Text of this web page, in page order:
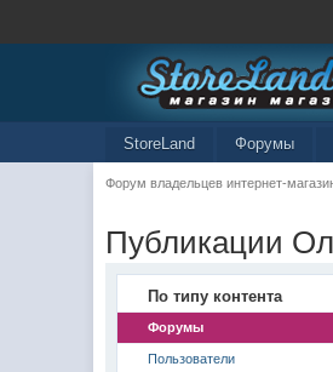
StoreLand Форумы
Форум владельцев интернет-
Публикации
По типу контента
Форумы
Пользователи